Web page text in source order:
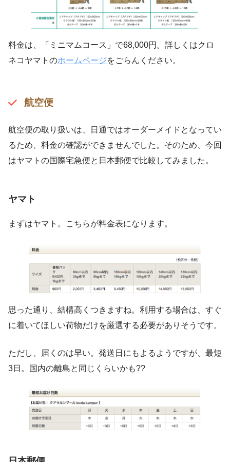
料金は、「ミニマムコース」で68,000円。詳しくはクロ
ネコヤマトのホームページをごらんください。
航空便
航空便の取り扱いは、日通ではオーダーメイドとなってい
るため、料金の確認ができませんでした。そのため、今回
はヤマトの国際宅急便と日本郵便で比較してみました。
ヤマト
まずはヤマト。こちらが料金表になります。
思った通り、結構高くつきますね。利用する場合は、すぐ
に着いてほしい荷物だけを厳選する必要がありそうです。
ただし、届くのは早い。発送日にもよるようですが、最短
3日。国内の離島と同じくらいかも??